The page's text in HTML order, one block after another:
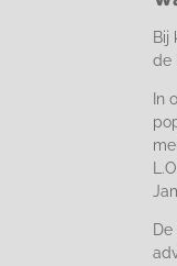
Bij
de
In